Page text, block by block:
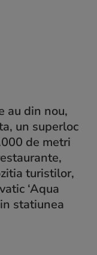
au din nou,
un superloc
de metri
turistilor,
‘Aqua
statiunea